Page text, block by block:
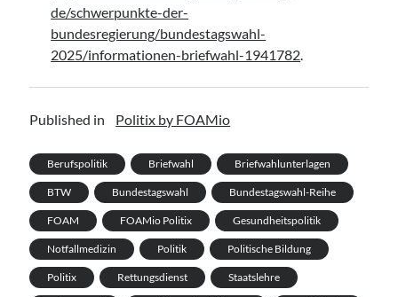
de/schwerpunkte-der-
bundesregierung/bundestagswahl-
2025/informationen-briefwahl-1941782.
Published in Politix by FOAMio
Berufspolitik Briefwahl Briefwahlunterlagen
BTW Bundestagswahl Bundestagswahl-Reihe
FOAM FOAMio Politix Gesundheitspolitik
Notfallmedizin Politik Politische Bildung
Politix Rettungsdienst Staatslehre